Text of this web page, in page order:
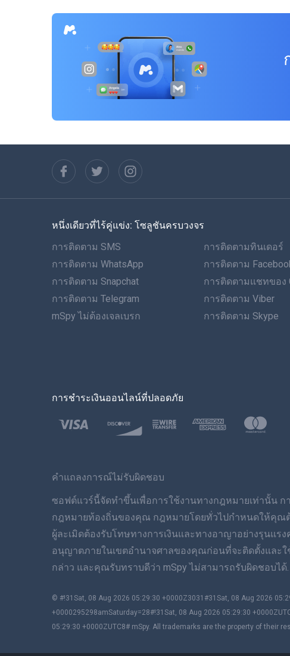
หนึ่งเดียวที่ไร้คู่แข่ง: โซลูชันครบวงจร
การติดตาม SMS
การติดตาม WhatsApp
การติดตาม Snapchat
การติดตาม Telegram
mSpy ไม่ต้องเจลเบรก
การติดตามทินเดอร์
การติดตาม
การติดตามแชทของ
การติดตาม Viber
การติดตาม Skype
การชำระเงินออนไลน์ที่ปลอดภัย
คำแถลงการณ์ไม่รับผิดชอบ
ซอฟต์แวร์นี้จัดทำขึ้นเพื่อการใช้งานทางกฎหมายเท่านั้น
กฎหมายท้องถิ่นของคุณ กฎหมายโดยทั่วไปกำหนดให้คุณ
ผู้ละเมิดต้องรับโทษทางการเงินและทางอาญาอย่างรุนแ
อนุญาตภายในเขตอำนาจศาลของคุณก่อนที่จะติดตั้งและ
กล่าว และคุณรับทราบดีว่า mSpy ไม่สามารถรับผิดชอบได้.
© #!31Sat, 08 Aug 2026 05:29:30 +0000Z3031#31Sat, 08 Aug 2026
+0000295298amSaturday=28#!31Sat, 08 Aug 2026 05:29:30
05:29:30 +0000ZUTC8# mSpy. All trademarks are the property of their